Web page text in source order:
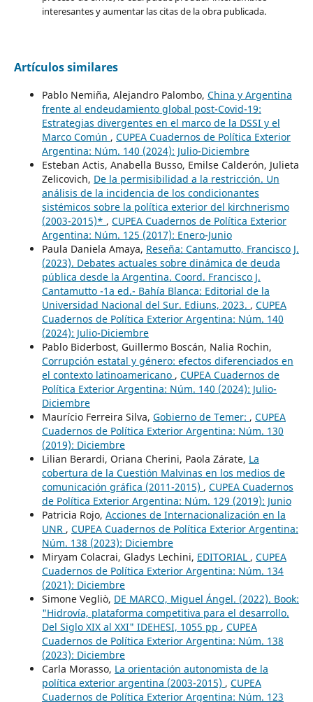
interesantes y aumentar las citas de la obra publicada.
Artículos similares
Pablo Nemiña, Alejandro Palombo, China y Argentina
frente al endeudamiento global post-Covid-19:
Estrategias divergentes en el marco de la DSSI y el
Marco Común , CUPEA Cuadernos de Política Exterior
Argentina: Núm. 140 (2024): Julio-Diciembre
Esteban Actis, Anabella Busso, Emilse Calderón, Julieta
Zelicovich, De la permisibilidad a la restricción. Un
análisis de la incidencia de los condicionantes
sistémicos sobre la política exterior del kirchnerismo
(2003-2015)* , CUPEA Cuadernos de Política Exterior
Argentina: Núm. 125 (2017): Enero-Junio
Paula Daniela Amaya, Reseña: Cantamutto, Francisco J.
(2023). Debates actuales sobre dinámica de deuda
pública desde la Argentina. Coord. Francisco J.
Cantamutto -1a ed.- Bahía Blanca: Editorial de la
Universidad Nacional del Sur. Ediuns, 2023. , CUPEA
Cuadernos de Política Exterior Argentina: Núm. 140
(2024): Julio-Diciembre
Pablo Biderbost, Guillermo Boscán, Nalia Rochin,
Corrupción estatal y género: efectos diferenciados en
el contexto latinoamericano , CUPEA Cuadernos de
Política Exterior Argentina: Núm. 140 (2024): Julio-
Diciembre
Maurício Ferreira Silva, Gobierno de Temer: , CUPEA
Cuadernos de Política Exterior Argentina: Núm. 130
(2019): Diciembre
Lilian Berardi, Oriana Cherini, Paola Zárate, La
cobertura de la Cuestión Malvinas en los medios de
comunicación gráfica (2011-2015) , CUPEA Cuadernos
de Política Exterior Argentina: Núm. 129 (2019): Junio
Patricia Rojo, Acciones de Internacionalización en la
UNR , CUPEA Cuadernos de Política Exterior Argentina:
Núm. 138 (2023): Diciembre
Miryam Colacrai, Gladys Lechini, EDITORIAL , CUPEA
Cuadernos de Política Exterior Argentina: Núm. 134
(2021): Diciembre
Simone Vegliò, DE MARCO, Miguel Ángel. (2022). Book:
"Hidrovía, plataforma competitiva para el desarrollo.
Del Siglo XIX al XXI" IDEHESI, 1055 pp , CUPEA
Cuadernos de Política Exterior Argentina: Núm. 138
(2023): Diciembre
Carla Morasso, La orientación autonomista de la
política exterior argentina (2003-2015) , CUPEA
Cuadernos de Política Exterior Argentina: Núm. 123